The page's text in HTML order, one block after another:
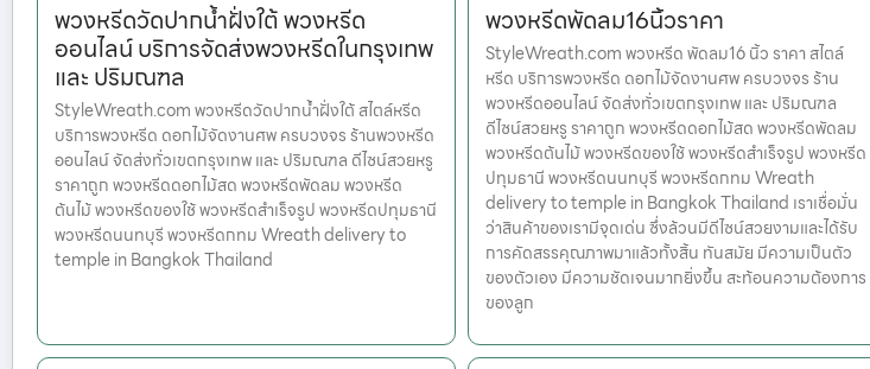
พวงหรีดวัดปากน้ำฝั่งใต้ พวงหรีด
ออนไลน์ บริการจัดส่งพวงหรีดในกรุงเทพ
และ ปริมณฑล
StyleWreath.com พวงหรีดวัดปากน้ำฝั่งใต้ สไตล์หรีด
บริการพวงหรีด ดอกไม้จัดงานศพ ครบวงจร ร้านพวงหรีด
ออนไลน์ จัดส่งทั่วเขตกรุงเทพ และ ปริมณฑล ดีไซน์สวยหรู
ราคาถูก พวงหรีดดอกไม้สด พวงหรีดพัดลม พวงหรีด
ต้นไม้ พวงหรีดของใช้ พวงหรีดสำเร็จรูป พวงหรีดปทุมธานี
พวงหรีดนนทบุรี พวงหรีดกทม Wreath delivery to
temple in Bangkok Thailand
พวงหรีดพัดลม16นิ้วราคา
StyleWreath.com พวงหรีด พัดลม16 นิ้ว ราคา สไตล์
หรีด บริการพวงหรีด ดอกไม้จัดงานศพ ครบวงจร ร้าน
พวงหรีดออนไลน์ จัดส่งทั่วเขตกรุงเทพ และ ปริมณฑล
ดีไซน์สวยหรู ราคาถูก พวงหรีดดอกไม้สด พวงหรีดพัดลม
พวงหรีดต้นไม้ พวงหรีดของใช้ พวงหรีดสำเร็จรูป พวงหรีด
ปทุมธานี พวงหรีดนนทบุรี พวงหรีดกทม Wreath
delivery to temple in Bangkok Thailand เราเชื่อมั่น
ว่าสินค้าของเรามีจุดเด่น ซึ่งล้วนมีดีไซน์สวยงามและได้รับ
การคัดสรรคุณภาพมาแล้วทั้งสิ้น ทันสมัย มีความเป็นตัว
ของตัวเอง มีความชัดเจนมากยิ่งขึ้น สะท้อนความต้องการ
ของลูก